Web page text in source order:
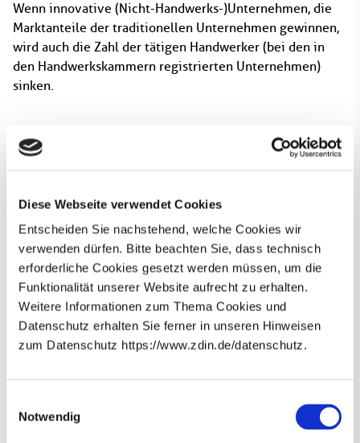
Diese Webseite verwendet Cookies
Entscheiden Sie nachstehend, welche Cookies wir
verwenden dürfen. Bitte beachten Sie, dass technisch
erforderliche Cookies gesetzt werden müssen, um die
Funktionalität unserer Website aufrecht zu erhalten.
Weitere Informationen zum Thema Cookies und
Datenschutz erhalten Sie ferner in unseren Hinweisen
zum Datenschutz https://www.zdin.de/datenschutz.
Notwendig
Wenn innovative (Nicht-Handwerks-)Unternehmen, die
Marktanteile der traditionellen Unternehmen gewinnen,
wird auch die Zahl der tätigen Handwerker (bei den in
den Handwerkskammern registrierten Unternehmen)
sinken.
Handwerkskammer Chemnitz
Beteiligte ZDIN Einrichtungen:
ifh - Volkswirtschaftliches Institut für Mittelstand und
Handwerk an der Universität Göttingen e.V.
Beteiligte Wissenschaftler*innen: